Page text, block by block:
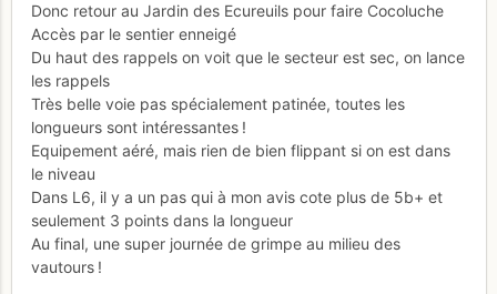
Donc retour au Jardin des Ecureuils pour faire Cocoluche
Accès par le sentier enneigé
Du haut des rappels on voit que le secteur est sec, on lance
les rappels
Très belle voie pas spécialement patinée, toutes les
longueurs sont intéressantes !
Equipement aéré, mais rien de bien flippant si on est dans
le niveau
Dans L6, il y a un pas qui à mon avis cote plus de 5b+ et
seulement 3 points dans la longueur
Au final, une super journée de grimpe au milieu des
vautours !